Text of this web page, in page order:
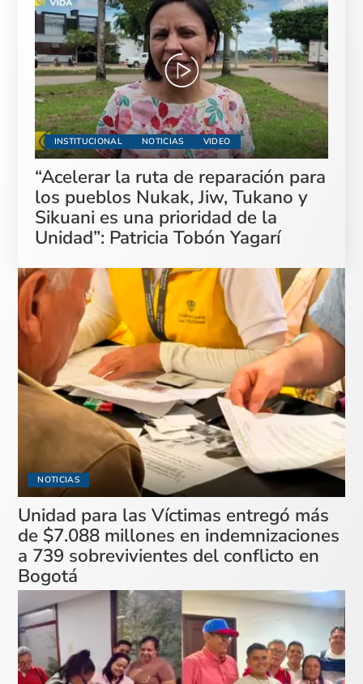
INSTITUCIONAL NOTICIAS VIDEO
“Acelerar la ruta de reparación para
los pueblos Nukak, Jiw, Tukano y
Sikuani es una prioridad de la
Unidad”: Patricia Tobón Yagarí
NOTICIAS
Unidad para las Víctimas entregó más
de $7.088 millones en indemnizaciones
a 739 sobrevivientes del conflicto en
Bogotá